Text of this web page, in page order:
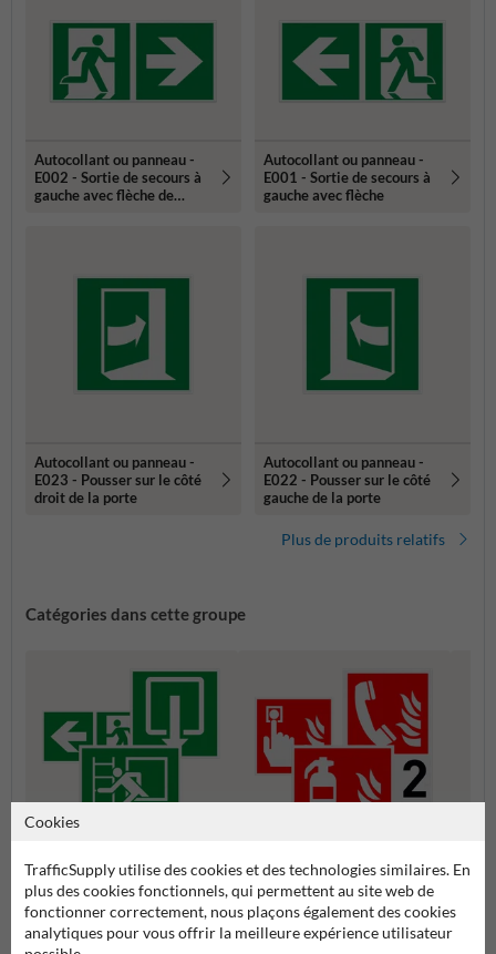
Autocollant ou panneau -
E002 - Sortie de secours à
gauche avec flèche de
Autocollant ou panneau -
E001 - Sortie de secours à
gauche avec flèche
Autocollant ou panneau -
E023 - Pousser sur le côté
droit de la porte
Autocollant ou panneau -
E022 - Pousser sur le côté
gauche de la porte
Plus de produits relatifs
Catégories dans cette groupe
Pictogrammes d'évacuation
Pictogrammes de lutte contre
l'incendie
Cookies
TrafficSupply utilise des cookies et des technologies similaires. En
plus des cookies fonctionnels, qui permettent au site web de
fonctionner correctement, nous plaçons également des cookies
analytiques pour vous offrir la meilleure expérience utilisateur